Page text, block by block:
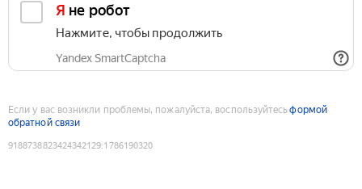
Я не робот
Нажмите, чтобы продолжить
Yandex SmartCaptcha
Если у вас возникли проблемы, пожалуйста, воспользуйтесьформой
обратной связи
9188738823424342129:1786190320